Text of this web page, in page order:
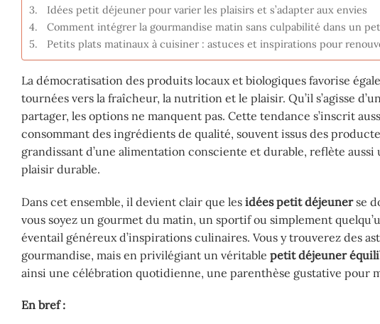
Idées petit déjeuner pour varier les plaisirs et s’adapter aux envies
Comment intégrer la gourmandise matin sans culpabilité dans un
Petits plats matinaux à cuisiner : astuces et inspirations pour
La démocratisation des produits locaux et biologiques favorise
tournées vers la fraîcheur, la nutrition et le plaisir. Qu’il s’agisse d’un
partager, les options ne manquent pas. Cette tendance s’inscrit
consommant des ingrédients de qualité, souvent issus des
grandissant d’une alimentation consciente et durable, reflète
plaisir durable.
Dans cet ensemble, il devient clair que les idées petit déjeunerse
vous soyez un gourmet du matin, un sportif ou simplement
éventail généreux d’inspirations culinaires. Vous y trouverez des
gourmandise, mais en privilégiant un véritable petit déjeuner
ainsi une célébration quotidienne, une parenthèse gustative pour
En bref :